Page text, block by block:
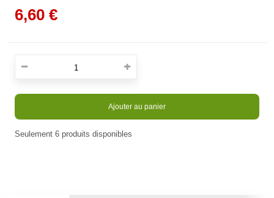
6,60 €
Ajouter au panier
Seulement 6 produits disponibles